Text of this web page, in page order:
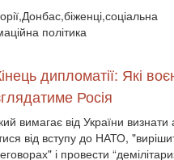
політика
дипломатії: Які
Росія
вимагає від України визнати
від вступу до НАТО,
і провести